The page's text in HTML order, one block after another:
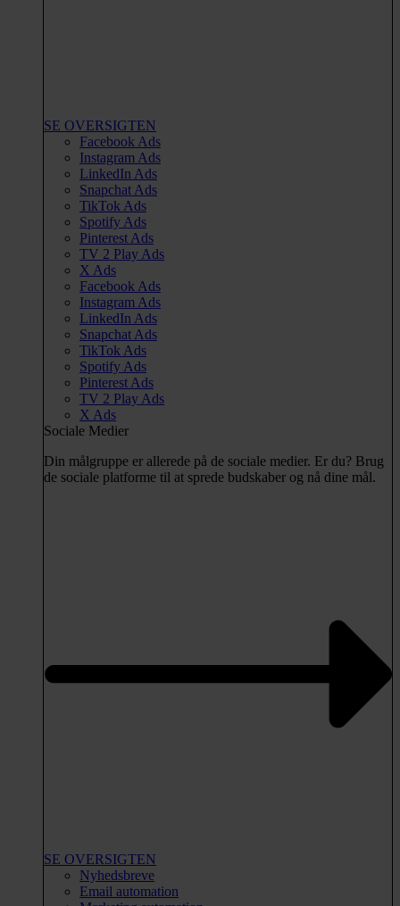
SE OVERSIGTEN
Facebook Ads
Instagram Ads
LinkedIn Ads
Snapchat Ads
TikTok Ads
Spotify Ads
Pinterest Ads
TV 2 Play Ads
X Ads
Facebook Ads
Instagram Ads
LinkedIn Ads
Snapchat Ads
TikTok Ads
Spotify Ads
Pinterest Ads
TV 2 Play Ads
X Ads
Sociale Medier
Din målgruppe er allerede på de sociale medier. Er du? Brug
de sociale platforme til at sprede budskaber og nå dine mål.
SE OVERSIGTEN
Nyhedsbreve
Email automation